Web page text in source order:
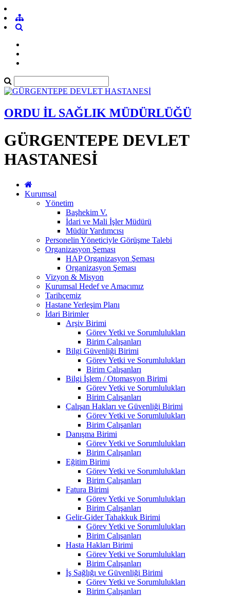
ORDU İL SAĞLIK MÜDÜRLÜĞÜ
GÜRGENTEPE DEVLET
HASTANESİ
Kurumsal
Yönetim
Başhekim V.
İdari ve Mali İşler Müdürü
Müdür Yardımcısı
Personelin Yöneticiyle Görüşme Talebi
Organizasyon Şeması
HAP Organizasyon Şeması
Organizasyon Şeması
Vizyon & Misyon
Kurumsal Hedef ve Amacımız
Tarihçemiz
Hastane Yerleşim Planı
İdari Birimler
Arşiv Birimi
Görev Yetki ve Sorumlulukları
Birim Çalışanları
Bilgi Güvenliği Birimi
Görev Yetki ve Sorumlulukları
Birim Çalışanları
Bilgi İşlem / Otomasyon Birimi
Görev Yetki ve Sorumlulukları
Birim Çalışanları
Çalışan Hakları ve Güvenliği Birimi
Görev Yetki ve Sorumlulukları
Birim Çalışanları
Danışma Birimi
Görev Yetki ve Sorumlulukları
Birim Çalışanları
Eğitim Birimi
Görev Yetki ve Sorumlulukları
Birim Çalışanları
Fatura Birimi
Görev Yetki ve Sorumlulukları
Birim Çalışanları
Gelir-Gider Tahakkuk Birimi
Görev Yetki ve Sorumlulukları
Birim Çalışanları
Hasta Hakları Birimi
Görev Yetki ve Sorumlulukları
Birim Çalışanları
İş Sağlığı ve Güvenliği Birimi
Görev Yetki ve Sorumlulukları
Birim Çalışanları